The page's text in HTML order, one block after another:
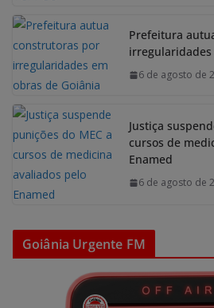
Prefeitura
irregularidades
6 de agosto de
Justiça
cursos de
Enamed
6 de agosto de
Goiânia Urgente FM